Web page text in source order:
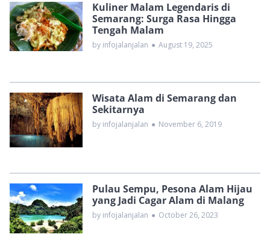
Kuliner Malam Legendaris di
Semarang: Surga Rasa Hingga
Tengah Malam
by infojalanjalan ● August 19, 2025
Wisata Alam di Semarang dan
Sekitarnya
by infojalanjalan ● November 6, 2019
Pulau Sempu, Pesona Alam Hijau
yang Jadi Cagar Alam di Malang
by infojalanjalan ● October 26, 2023